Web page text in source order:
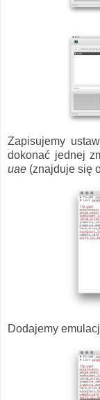
Zapisujemy
dokonać jednej
uae (znajduje się
Dodajemy